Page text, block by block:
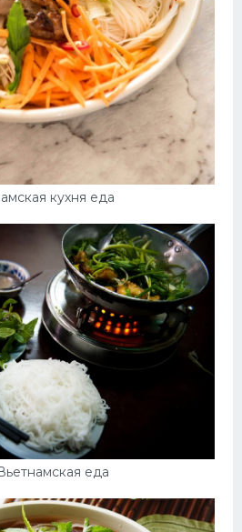
кухня еда
еда